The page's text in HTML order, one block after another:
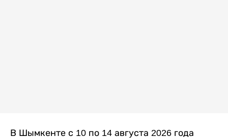
В Шымкенте с 10 по 14 августа 2026 года